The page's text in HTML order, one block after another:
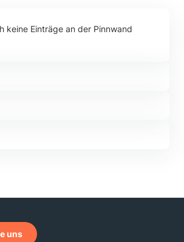
keine Einträge an der Pinnwand
uns